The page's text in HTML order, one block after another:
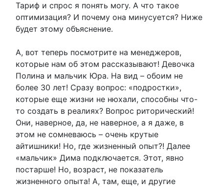
Тариф и спрос я понять могу. А что такое
оптимизация? И почему она минусуется? Ниже
будет этому объяснение.
А, вот теперь посмотрите на менеджеров,
которые нам об этом рассказывают! Девочка
Полина и мальчик Юра. На вид – обоим не
более 30 лет! Сразу вопрос: «подростки»,
которые еще жизни не нюхали, способны что-
то создать в реалиях? Вопрос риторический!
Они, наверное, да, не наверное, а я даже, в
этом не сомневаюсь – очень крутые
айтишники! Но, где жизненный опыт?! Далее
«мальчик» Дима подключается. Этот, явно
постарше! Но, возраст, не показатель
жизненного опыта! А, там, еще, и другие